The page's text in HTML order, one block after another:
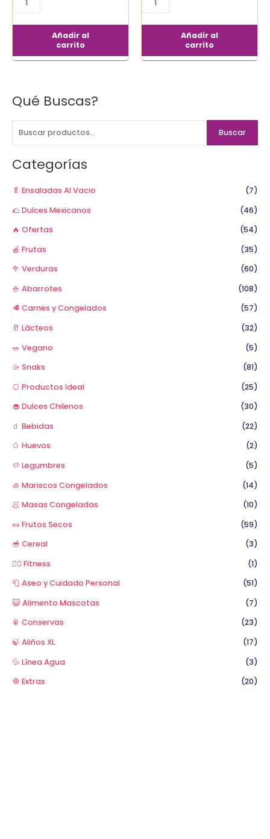
Qué Buscas?
B
c
a
p
Buscar
Categorías
🥬 Ensaladas Al Vacio
(7)
🌮 Dulces Mexicanos
(46)
🔥 Ofertas
(54)
🍎 Frutas
(35)
🥦 Verduras
(60)
🍚 Abarrotes
(108)
🥩 Carnes y Congelados
(57)
🥛 Lácteos
(32)
🥗 Vegano
(5)
🥠 Snaks
(81)
🍞 Productos Ideal
(25)
🧁 Dulces Chilenos
(30)
🧃 Bebidas
(22)
🥚 Huevos
(2)
🥔 Legumbres
(5)
🦪 Mariscos Congelados
(14)
🥟 Masas Congeladas
(10)
🥜 Frutos Secos
(59)
🥣 Cereal
(3)
🏋️‍♂️ Fitness
(1)
🧻 Aseo y Cuidado Personal
(51)
😺 Alimento Mascotas
(7)
🥫 Conservas
(23)
🍃 Aliños XL
(17)
💦 Línea Agua
(3)
🧅 Extras
(20)
Añadir al
carrito
Añadir al
carrito